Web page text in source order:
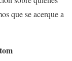
que se acerque a